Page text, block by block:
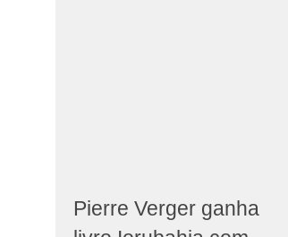
Pierre Verger ganha